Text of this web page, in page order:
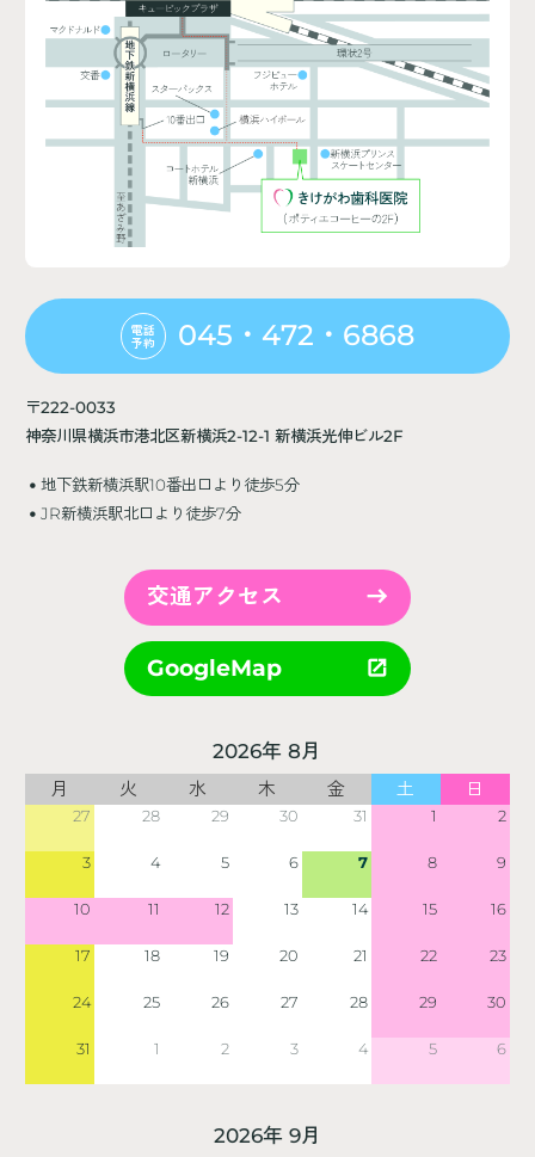
電話
予約
045・472・6868
〒222-0033
神奈川県横浜市港北区新横浜2-12-1 新横浜光伸ビル2F
地下鉄新横浜駅10番出口より徒歩5分
JR新横浜駅北口より徒歩7分
交通アクセス
GoogleMap
2026年 8月
月 火 水 木 金 土 日
27 28 29 30 31 1 2
3 4 5 6 7 8 9
10 11 12 13 14 15 16
17 18 19 20 21 22 23
24 25 26 27 28 29 30
31 1 2 3 4 5 6
2026年 9月